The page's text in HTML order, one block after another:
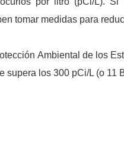
tomar medidas para
Ambiental de los
supera los 300 pCi/L (o 11